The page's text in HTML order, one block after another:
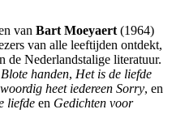
van Bart Moeyaert (1964)
van alle leeftijden ontdekt,
de Nederlandstalige literatuur.
Blote handen, Het is de liefde
heet iedereen Sorry, en
liefde en Gedichten voor